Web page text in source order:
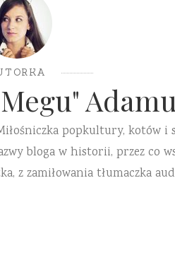
popkultury, kotów i
bloga w historii, przez co
z zamiłowania tłumaczka